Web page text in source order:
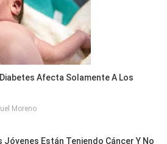
Afecta Solamente A Los
Moreno
Jóvenes Están Teniendo Cáncer Y No